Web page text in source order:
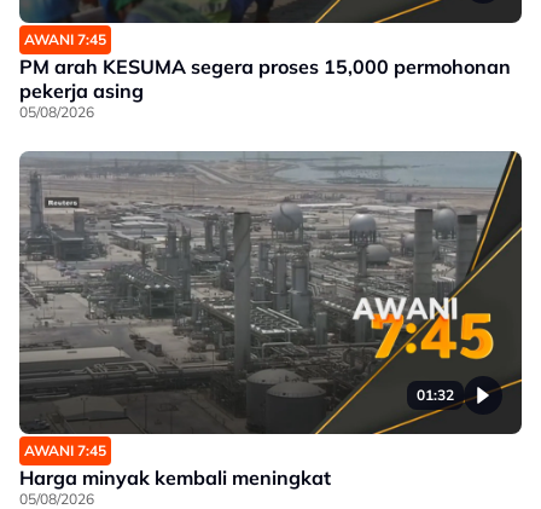
AWANI 7:45
PM arah KESUMA segera proses 15,000 permohonan
pekerja asing
05/08/2026
01:32
AWANI 7:45
Harga minyak kembali meningkat
05/08/2026